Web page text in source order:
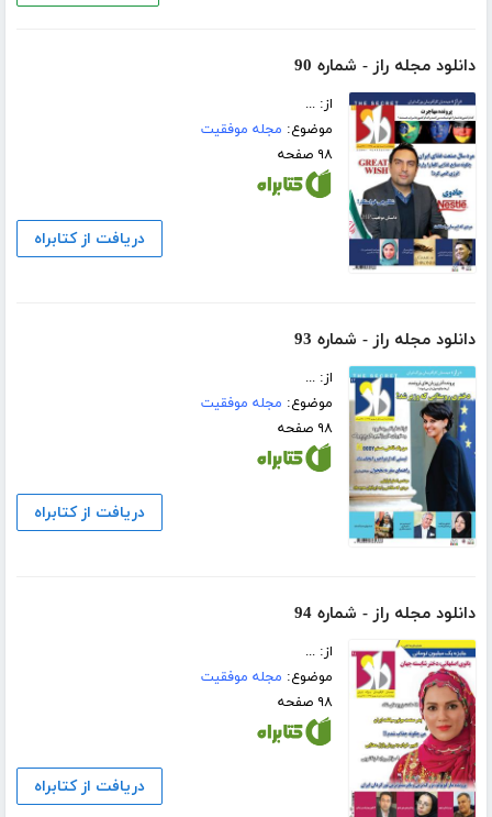
دانلود مجله راز - شماره 90
از: ...
موضوع: مجله موفقیت
۹۸ صفحه
دریافت از کتابراه
دانلود مجله راز - شماره 93
از: ...
موضوع: مجله موفقیت
۹۸ صفحه
دریافت از کتابراه
دانلود مجله راز - شماره 94
از: ...
موضوع: مجله موفقیت
۹۸ صفحه
دریافت از کتابراه